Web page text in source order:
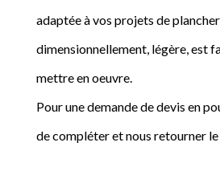
adaptée à vos projets de
dimensionnellement, légère, est
mettre en oeuvre.
Pour une demande de devis en
de compléter et nous retourner